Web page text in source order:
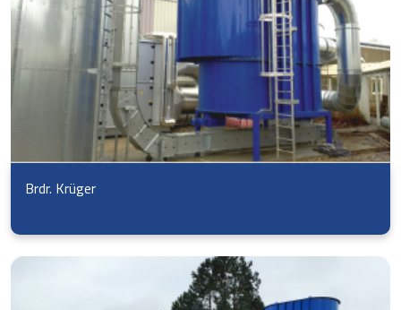
Brdr. Krüger